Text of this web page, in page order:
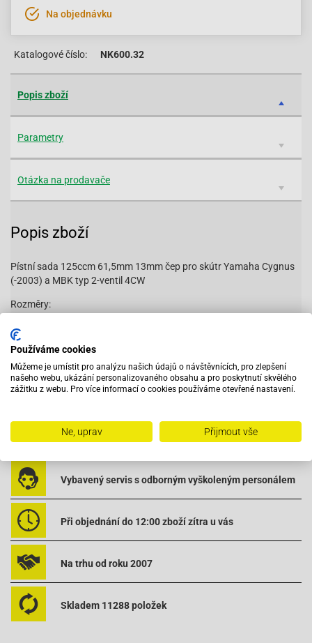
Na objednávku
Katalogové číslo: NK600.32
Popis zboží
Parametry
Otázka na prodavače
Popis zboží
Pístní sada 125ccm 61,5mm 13mm čep pro skútr Yamaha Cygnus
(-2003) a MBK typ 2-ventil 4CW
Rozměry:
D= 51,5mm
H= 38mm
d= 13mm
NK600.32
Vybavený servis s odborným vyškoleným personálem
Při objednání do 12:00 zboží zítra u vás
Na trhu od roku 2007
Skladem 11288 položek
Používáme cookies
Můžeme je umístit pro analýzu našich údajů o návštěvnících, pro zlepšení
našeho webu, ukázání personalizovaného obsahu a pro poskytnutí skvělého
zážitku z webu. Pro více informací o cookies používáme otevřené nastavení.
Ne, uprav Přijmout vše